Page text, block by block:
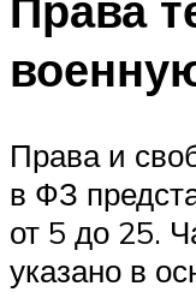
Права и
в ФЗ
от 5 до 25.
указано в